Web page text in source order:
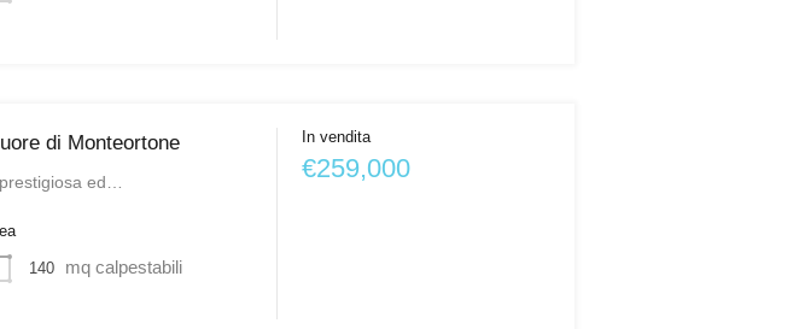
di Monteortone
ed…
140 mq calpestabili
In vendita
€259,000